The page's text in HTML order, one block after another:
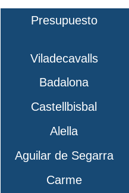
Presupuesto
Viladecavalls
Badalona
Castellbisbal
Alella
Aguilar de Segarra
Carme